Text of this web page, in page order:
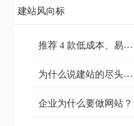
建站风向标
推荐 4 款低成本、易上
为什么说建站的尽头是
企业为什么要做网站？